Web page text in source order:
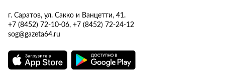
г. Саратов, ул. Сакко и Ванцетти, 41.
+7 (8452) 72-10-06, +7 (8452) 72-24-12
sog@gazeta64.ru